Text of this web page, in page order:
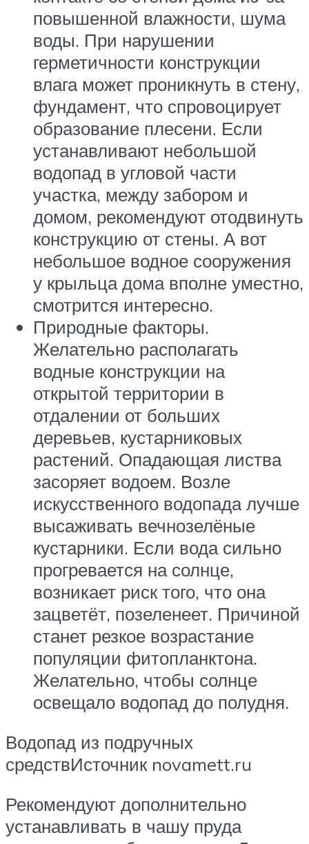
повышенной влажности, шума
воды. При нарушении
герметичности конструкции
влага может проникнуть в стену,
фундамент, что спровоцирует
образование плесени. Если
устанавливают небольшой
водопад в угловой части
участка, между забором и
домом, рекомендуют отодвинуть
конструкцию от стены. А вот
небольшое водное сооружения
у крыльца дома вполне уместно,
смотрится интересно.
Природные факторы.
Желательно располагать
водные конструкции на
открытой территории в
отдалении от больших
деревьев, кустарниковых
растений. Опадающая листва
засоряет водоем. Возле
искусственного водопада лучше
высаживать вечнозелёные
кустарники. Если вода сильно
прогревается на солнце,
возникает риск того, что она
зацветёт, позеленеет. Причиной
станет резкое возрастание
популяции фитопланктона.
Желательно, чтобы солнце
освещало водопад до полудня.
Водопад из подручных
средствИсточник novamett.ru
Рекомендуют дополнительно
устанавливать в чашу пруда